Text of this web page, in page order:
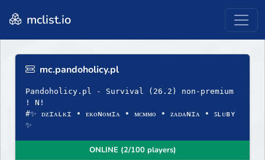
mclist.io
mc.pandoholicy.pl
Pandoholicy.pl - Survival (26.2) non-premium
! N!
#✨ ᴅᴢɪᴀʟᴋɪ • ᴇᴋᴏɴᴏᴍɪᴀ • ᴍᴄᴍᴍᴏ • ᴢᴀᴅᴀɴɪᴀ • ꜱʟᴜʙʏ
✨
ONLINE (2/100 players)